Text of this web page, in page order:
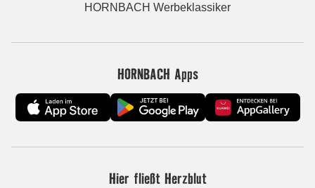
HORNBACH Werbeklassiker
HORNBACH Apps
Hier fließt Herzblut